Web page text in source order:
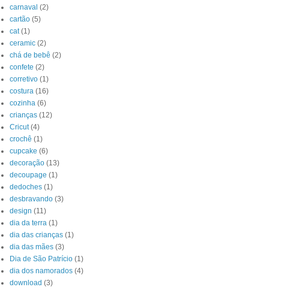
carnaval (2)
cartão (5)
cat (1)
ceramic (2)
chá de bebê (2)
confete (2)
corretivo (1)
costura (16)
cozinha (6)
crianças (12)
Cricut (4)
crochê (1)
cupcake (6)
decoração (13)
decoupage (1)
dedoches (1)
desbravando (3)
design (11)
dia da terra (1)
dia das crianças (1)
dia das mães (3)
Dia de São Patrício (1)
dia dos namorados (4)
download (3)